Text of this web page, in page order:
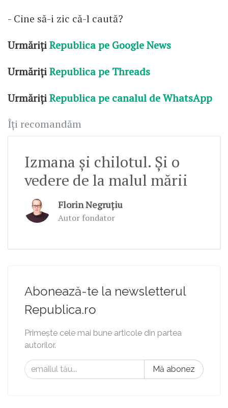
- Cine să-i zic că-l caută?
UrmărițiRepublica pe Google News
UrmărițiRepublica pe Threads
UrmărițiRepublica pe canalul de WhatsApp
Îți recomandăm
Izmana și chilotul. Și o
vedere de la malul mării
Florin Negruțiu
Autor fondator
Abonează-te la newsletterul
Republica.ro
Primește cele mai bune articole din partea
autorilor.
Mă abonez